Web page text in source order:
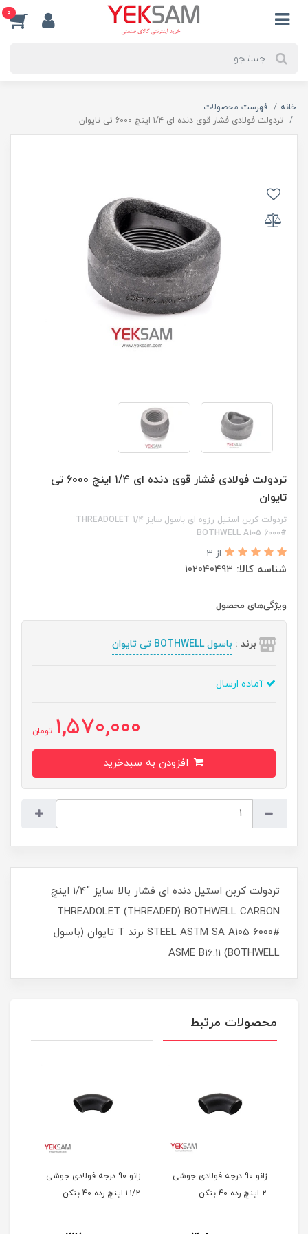
0
خانه
فهرست محصولات
تردولت فولادی فشار قوی دنده ای ۱/۴ اینچ 6000 تی تایوان
تردولت فولادی فشار قوی دنده ای ۱/۴ اینچ 6000 تی
تایوان
تردولت کربن استیل رزوه ای باسول سایز ۱/۴ THREADOLET
BOTHWELL A105 6000#
از 3
شناسه کالا: 102040493
ویژگی‌های محصول
برند : باسول BOTHWELL تی تایوان
آماده ارسال
1,570,000 تومان
تردولت کربن استیل دنده ای فشار بالا سایز "1/4 اینچ
THREADOLET (THREADED) BOTHWELL CARBON
STEEL ASTM SA A105 6000# برند T تایوان (باسول
BOTHWELL) ASME B16.11
محصولات مرتبط
زانو 90 درجه فولادی جوشی
۲ اینچ رده 40 بنکن
زانو 90 درجه فولادی جوشی
۱/۲-۱ اینچ رده 40 بنکن